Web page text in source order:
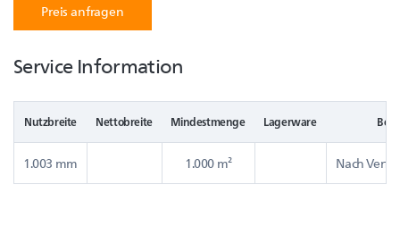
Preis anfragen
Service Information
Nutzbreite Nettobreite Mindestmenge Lagerware
1.003 mm 1.000 m² Nach